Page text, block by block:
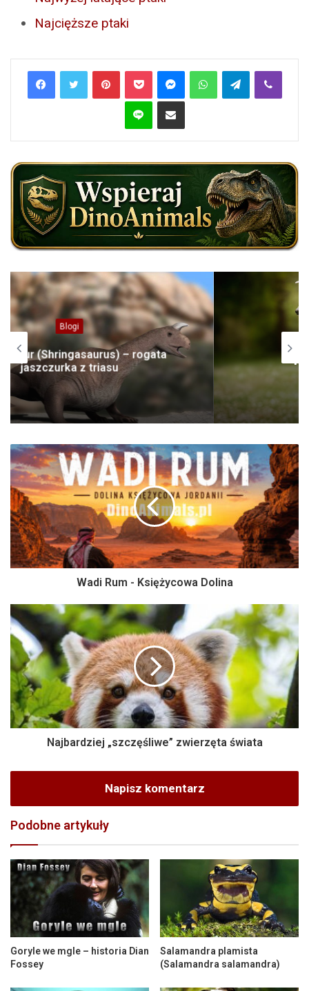
Najcięższe ptaki
PinterestPocket MessengerWhatsAppTelegramViber
Line Share via Email
Domowe
Whippet – chart angielski
Wadi Rum - Księżycowa Dolina
Najbardziej „szczęśliwe” zwierzęta świata
Napisz komentarz
Podobne artykuły
Goryle we mgle – historia Dian
Fossey
Salamandra plamista
(Salamandra salamandra)